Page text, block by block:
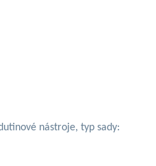
nástroje, typ sady: